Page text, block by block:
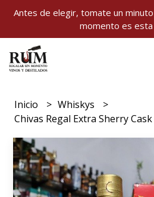
Antes de elegir, tomate un
momento es esta
Inicio
Whiskys
Chivas Regal Extra Sherry